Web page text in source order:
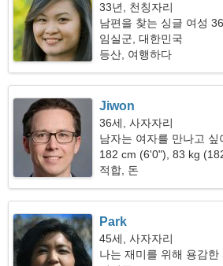
33년, 천칭자리
남편을 찾는 싱글 여성
임실군, 대한민국
등산, 여행하다
Jiwon
36세, 사자자리
남자는 여자를 만나고 싶
182 cm (6'0"), 83 kg
적합, 돈
Park
45세, 사자자리
나는 재미를 위해 용감